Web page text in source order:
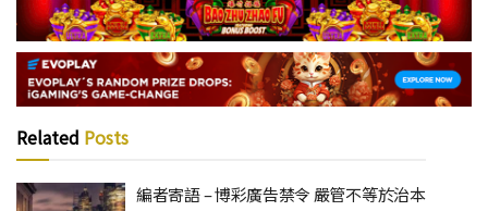
Related Posts
編者寄語 – 博彩廣告禁令 嚴管不等於治本